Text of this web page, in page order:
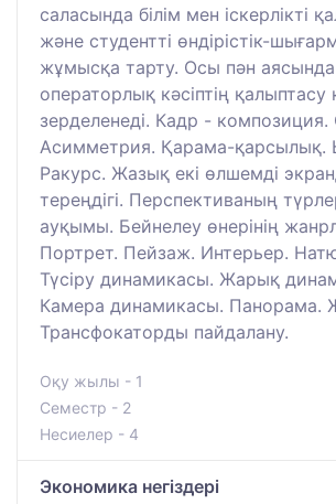
саласында білім мен іскерлікті
және студентті өндірістік-
жұмысқа тарту. Осы пән
операторлық кәсіптің қалыптасу
зерделенеді. Кадр -
Асимметрия. Қарама-қарсылық.
Ракурс. Жазық екі өлшемді
тереңдігі. Перспективаның
ауқымы. Бейнелеу өнерінің
Портрет. Пейзаж. Интерьер.
Түсіру динамикасы. Жарық
Камера динамикасы. Панорама.
Трансфокаторды пайдалану.
Оқу жылы - 1
Семестр - 2
Несиелер - 4
Экономика негіздері